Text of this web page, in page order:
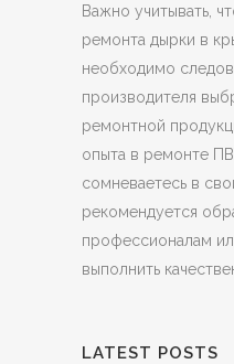
Важно учитывать,
ремонта дырки в
необходимо
производителя
ремонтной
опыта в ремонте
сомневаетесь в
рекомендуется
профессионалам
выполнить
LATEST POSTS